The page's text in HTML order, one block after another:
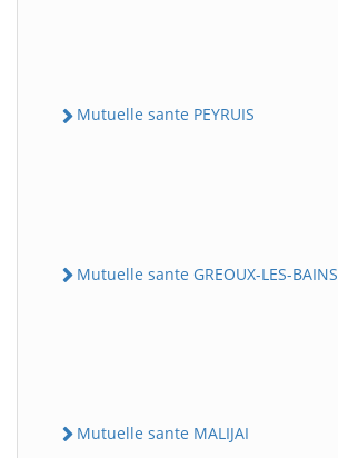
Mutuelle sante PEYRUIS
Mutuelle sante GREOUX-LES-BAINS
Mutuelle sante MALIJAI